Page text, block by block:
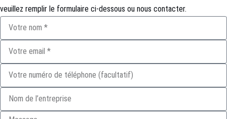
veuillez remplir le formulaire ci-dessous ou nous contacter.